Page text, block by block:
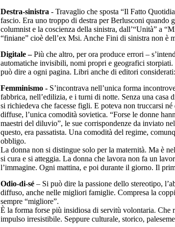
Destra-sinistra - Travaglio che sposta “Il Fatto
fascio. Era uno troppo di destra per Berlusconi quando
columnist e la coscienza della sinistra, dall’“Unità” a
“finiane” cioè dell’ex Msi. Anche Fini di sinistra non è
Digitale –Più che altro, per ora produce errori –
automatiche invisibili, nomi propri e geografici
può dire a ogni pagina. Libri anche di editori
Femminismo - S’incontrava nell’unica forma
fabbrica, nell’edilizia, e i turni di notte. Senza una casa
si richiedeva che facesse figli. E poteva non truccarsi
diffuse, l’unica comodità sovietica.“Forse le donne
maestri del diluvio”, le sue corrispondenze da inviato
questo, era passatista. Una comodità del regime,
obbligo.
La donna non si distingue solo per la maternità. Ma è
si cura e si atteggia. La donna che lavora non fa un
l’immagine. Ogni mattina, e poi durante il giorno. Il
Odio-di-sé – Si può dire la passione dello stereotipo,
diffuso, anche nelle migliori famiglie. Compresa la
sempre “migliore”.
È la forma forse più insidiosa di servitù volontaria. Che
impulso irresistibile. Seppure culturale, storico,